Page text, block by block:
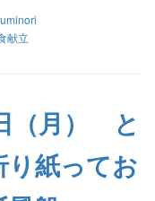
献立
（月） と
り紙ってお